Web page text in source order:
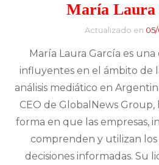
María Laura
Actualizado en
María Laura García es
influyentes en el ámbito de
análisis mediático en
CEO de GlobalNews
forma en que las empresas,
comprenden y utilizan
decisiones informadas. Su